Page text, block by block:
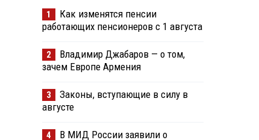
1
Как изменятся пенсии
работающих пенсионеров с 1 августа
2
Владимир Джабаров — о том,
зачем Европе Армения
3
Законы, вступающие в силу в
августе
4
В МИД России заявили о